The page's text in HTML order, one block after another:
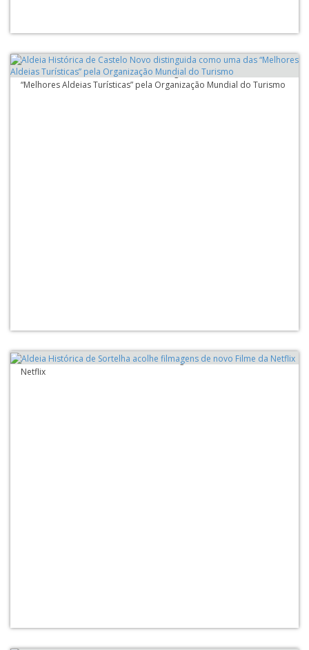
Aldeia Histórica de Castelo Novo distinguida como uma das
“Melhores Aldeias Turísticas” pela Organização Mundial do Turismo
Aldeia Histórica de Sortelha acolhe filmagens de novo Filme da
Netflix